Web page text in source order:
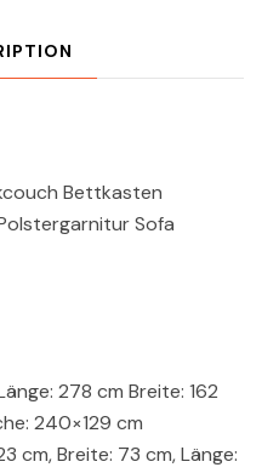
Bettkasten
Sofa
278 cm Breite: 162
240×129 cm
cm, Breite: 73 cm, Länge: